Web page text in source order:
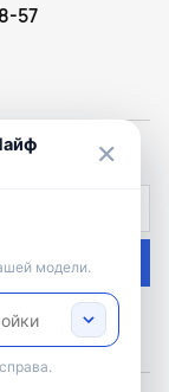
57
условиями оферты